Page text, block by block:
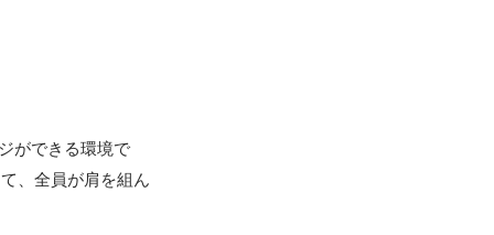
ができる環境で
、全員が肩を組ん